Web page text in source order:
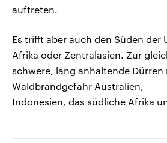
auftreten.
Es trifft aber auch den Süden der
Afrika oder Zentralasien. Zur
schwere, lang anhaltende
Waldbrandgefahr Australien,
Indonesien, das südliche Afrika